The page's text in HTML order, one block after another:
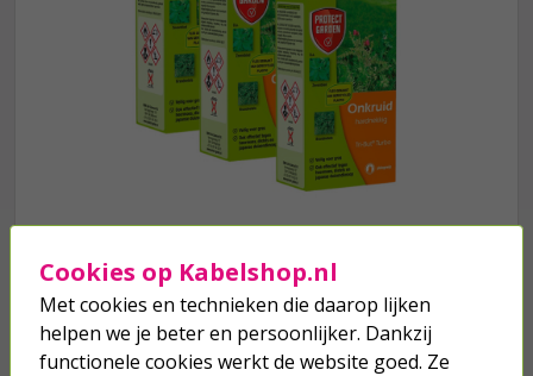
Bestel mee
Cookies op Kabelshop.nl
Met cookies en technieken die daarop lijken
helpen we je beter en persoonlijker. Dankzij
functionele cookies werkt de website goed. Ze